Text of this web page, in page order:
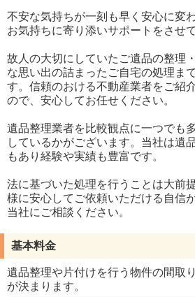
不安な気持ちが一刻も早く安心に変
お気持ちに寄り添いサポートをさせ
故人の大切にしていたご遺品の整理
な思い出の詰まったご自宅の処理ま
す。信頼のおける不動産業者をご紹
ので、安心してお任せください。
遺品整理業者を比較観点に一つでも
しているかがございます。当社は遺
もあり経験や実績も豊富です。
法に基づいた処理を行うことは大前
様に安心してご依頼いただける自信
当社にご相談ください。
基本料金
遺品整理や片付けを行う物件の間取
が決まります。